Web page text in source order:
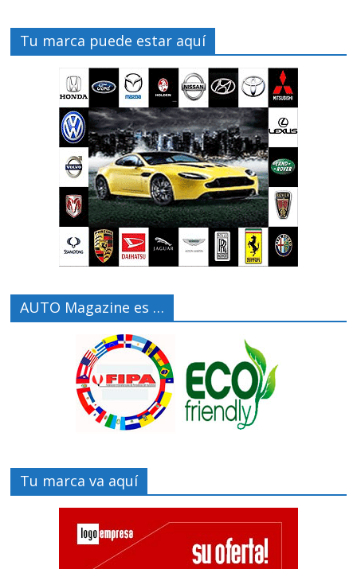
Tu marca puede estar aquí
AUTO Magazine es …
Tu marca va aquí